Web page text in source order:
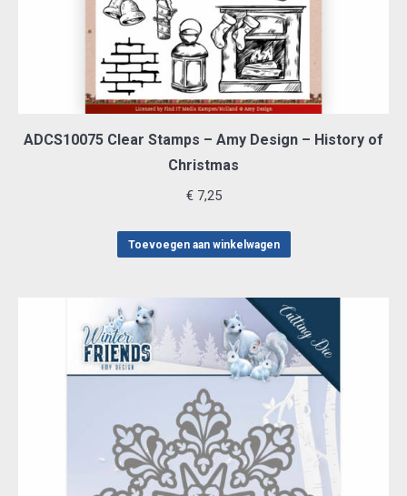
ADCS10075 Clear Stamps – Amy Design – History of
Christmas
€7,25
Toevoegen aan winkelwagen